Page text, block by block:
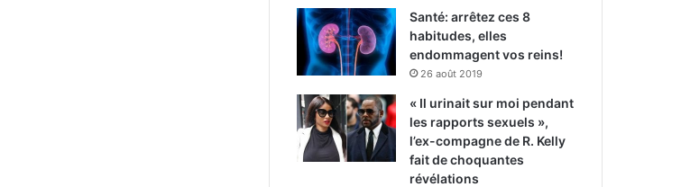
Santé: arrêtez ces 8
habitudes, elles
endommagent vos reins!
26 août 2019
« Il urinait sur moi pendant
les rapports sexuels »,
l’ex-compagne de R. Kelly
fait de choquantes
révélations